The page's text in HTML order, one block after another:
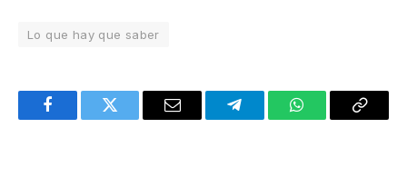
Lo que hay que saber
FacebookTwitter Email TelegramWhatsAppCopy